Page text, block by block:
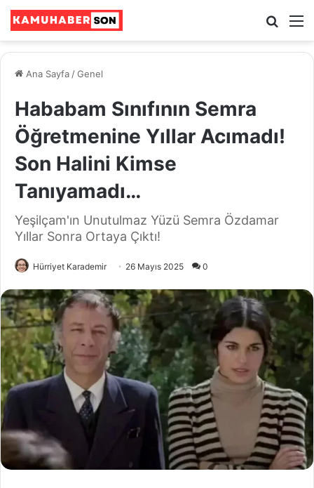
Ara
Ana Sayfa /Genel
Hababam Sınıfının Semra
Öğretmenine Yıllar Acımadı!
Son Halini Kimse
Tanıyamadı…
Yeşilçam'ın Unutulmaz Yüzü Semra Özdamar
Yıllar Sonra Ortaya Çıktı!
Hürriyet Karademir 26 Mayıs 2025 0